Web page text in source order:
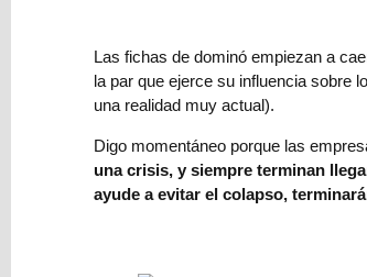
Las fichas de dominó empiezan a
la par que ejerce su influencia sobre
una realidad muy actual).
Digo momentáneo porque las
una crisis, y siempre terminan
ayude a evitar el colapso,